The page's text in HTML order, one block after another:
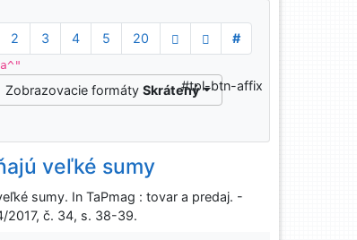
2 3 4 5 20
#
Zobrazovacie formátySkrátený#tpl-btn-affix
veľké sumy
sumy. In TaPmag : tovar a predaj. -
2017, č. 34, s. 38-39.